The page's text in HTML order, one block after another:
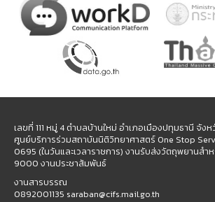
เลขที่ 111 หมู่ 4 ตำบลบ้านใหม่ อำเภอเมืองปทุมธานี จัง
ศูนย์บริการร่วมสถาบันนิติวิทยาศาสตร์ One Stop
0695 (ในวันและเวลาราชการ) งานรับส่งวัตถุพยานส
9000 งานประชาสัมพันธ์
งานสารบรรณ
0892001135 saraban@cifs.mail.go.th